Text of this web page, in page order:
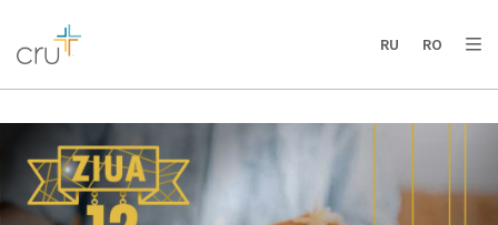
AFRICA
AMERICA / CARIBBEAN
OCEANIA
RU RO